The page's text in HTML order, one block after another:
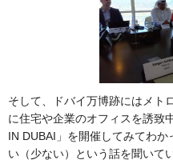
そして、ドバイ万博跡にはメト
に住宅や企業のオフィスを誘致
IN DUBAI」を開催してみてわ
い（少ない）という話を聞いて